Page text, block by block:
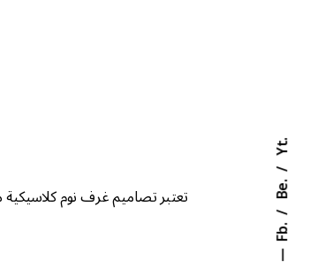
Fb.
Be.
Yt.
تعتبر تصاميم غرف نوم كلاسيكية